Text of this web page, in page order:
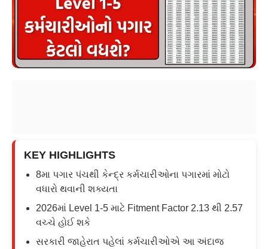
KEY HIGHLIGHTS
8મા પગાર પંચથી કેન્દ્ર કર્મચારીઓના પગારમાં મોટો
વધારો થવાની શક્યતા
2026માં Level 1-5 માટે Fitment Factor 2.13 થી 2.57
વચ્ચે હોઈ શકે
સરકારી જાહેરાત પહેલાં કર્મચારીઓએ આ અંદાજ